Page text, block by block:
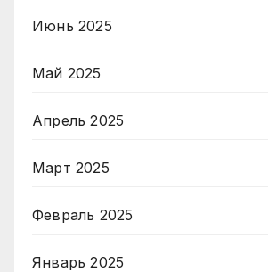
Июнь 2025
Май 2025
Апрель 2025
Март 2025
Февраль 2025
Январь 2025